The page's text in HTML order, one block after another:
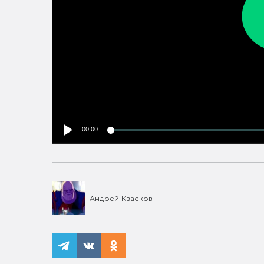
00:00
Андрей Квасков